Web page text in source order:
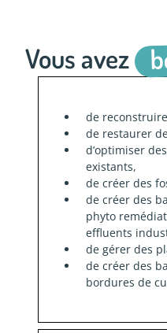
Vous avez
de
de restaurer
d’optimiser
existants,
de créer des
de créer des
phyto
effluents
de gérer des
de créer des
bordures de